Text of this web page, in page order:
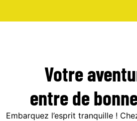
Votre
entre de
Embarquez l’esprit tranquille !